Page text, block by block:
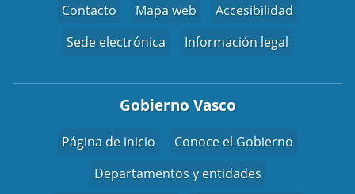
Contacto Mapa web
Accesibilidad
Sede electrónica
Información legal
Gobierno Vasco
Página de inicio
Conoce el Gobierno
Departamentos y entidades